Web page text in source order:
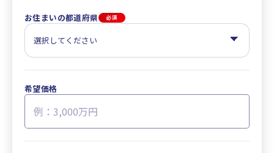
お住まいの都道府県 必須
希望価格